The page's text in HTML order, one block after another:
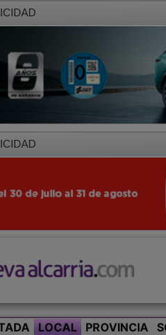
LOCAL PROVINCIA